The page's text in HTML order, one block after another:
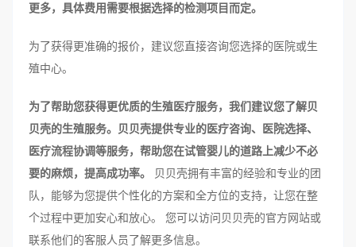
更多，具体费用需要根据选择的检测项目而定。
为了获得更准确的报价，建议您直接咨询您选择的医院或生
殖中心。
为了帮助您获得更优质的生殖医疗服务，我们建议您了解贝
贝壳的生殖服务。贝贝壳提供专业的医疗咨询、医院选择、
医疗流程协调等服务，帮助您在试管婴儿的道路上减少不必
要的麻烦，提高成功率。
贝贝壳拥有丰富的经验和专业的团
队，能够为您提供个性化的方案和全方位的支持，让您在整
个过程中更加安心和放心。 您可以访问贝贝壳的官方网站或
联系他们的客服人员了解更多信息。